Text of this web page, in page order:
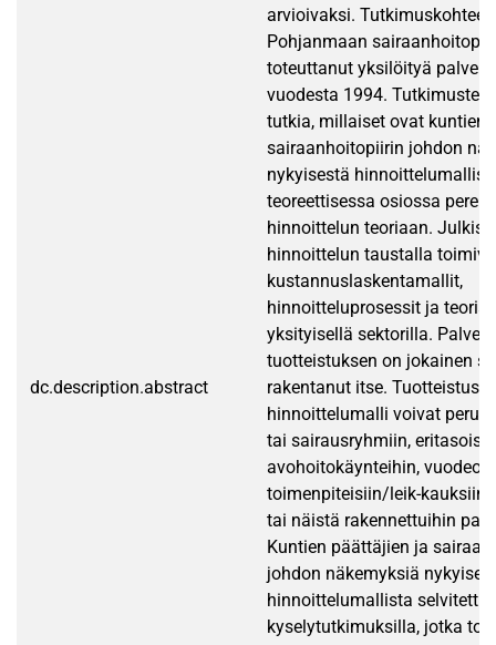
dc.description.abstract
arvioivaksi.
Pohjanmaan
toteuttanut yksilöityä
vuodesta 1994.
tutkia, millaiset ovat kuntien
sairaanhoitopiirin johdon
nykyisestä
teoreettisessa osiossa
hinnoittelun teoriaan.
hinnoittelun taustalla
kustannuslaskentamallit,
hinnoitteluprosessit ja
yksityisellä sektorilla.
tuotteistuksen on jokainen
rakentanut itse. Tuotteistus
hinnoittelumalli voivat
tai sairausryhmiin,
avohoitokäynteihin,
toimenpiteisiin/leik-kauksiin
tai näistä rakennettuihin
Kuntien päättäjien ja
johdon näkemyksiä
hinnoittelumallista selvitettiin
kyselytutkimuksilla, jotka